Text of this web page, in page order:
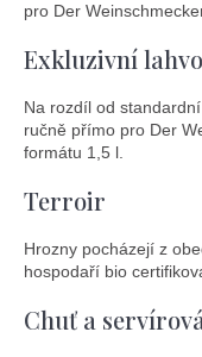
pro Der
Exkluzivní
Na rozdíl od
ručně přímo pro Der
formátu 1,5 l.
Terroir
Hrozny pocházejí z
hospodaří bio
Chuť a